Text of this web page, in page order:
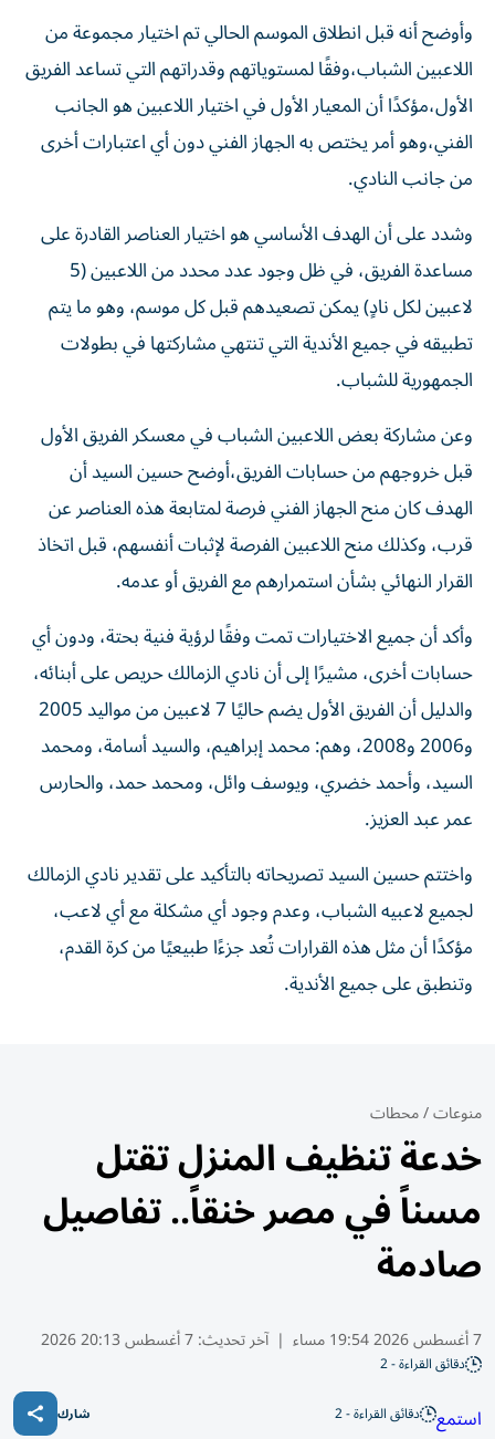
وأوضح أنه قبل انطلاق الموسم الحالي تم اختيار مجموعة من
اللاعبين الشباب،وفقًا لمستوياتهم وقدراتهم التي تساعد الفريق
الأول،مؤكدًا أن المعيار الأول في اختيار اللاعبين هو الجانب
الفني،وهو أمر يختص به الجهاز الفني دون أي اعتبارات أخرى
من جانب النادي.
وشدد على أن الهدف الأساسي هو اختيار العناصر القادرة على
مساعدة الفريق، في ظل وجود عدد محدد من اللاعبين (5
لاعبين لكل نادٍ) يمكن تصعيدهم قبل كل موسم، وهو ما يتم
تطبيقه في جميع الأندية التي تنتهي مشاركتها في بطولات
الجمهورية للشباب.
وعن مشاركة بعض اللاعبين الشباب في معسكر الفريق الأول
قبل خروجهم من حسابات الفريق،أوضح حسين السيد أن
الهدف كان منح الجهاز الفني فرصة لمتابعة هذه العناصر عن
قرب، وكذلك منح اللاعبين الفرصة لإثبات أنفسهم، قبل اتخاذ
القرار النهائي بشأن استمرارهم مع الفريق أو عدمه.
وأكد أن جميع الاختيارات تمت وفقًا لرؤية فنية بحتة، ودون أي
حسابات أخرى، مشيرًا إلى أن نادي الزمالك حريص على أبنائه،
والدليل أن الفريق الأول يضم حاليًا 7 لاعبين من مواليد 2005
و2006 و2008، وهم: محمد إبراهيم، والسيد أسامة، ومحمد
السيد، وأحمد خضري، ويوسف وائل، ومحمد حمد، والحارس
عمر عبد العزيز.
واختتم حسين السيد تصريحاته بالتأكيد على تقدير نادي الزمالك
لجميع لاعبيه الشباب، وعدم وجود أي مشكلة مع أي لاعب،
مؤكدًا أن مثل هذه القرارات تُعد جزءًا طبيعيًا من كرة القدم،
وتنطبق على جميع الأندية.
منوعات/محطات
خدعة تنظيف المنزل تقتل
مسناً في مصر خنقاً.. تفاصيل
صادمة
7 أغسطس 2026 19:54 مساء | آخر تحديث:7 أغسطس 20:13 2026
دقائق القراءة - 2
استمع دقائق القراءة - 2 شارك